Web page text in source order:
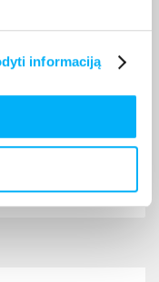
informaciją
dieną, nes nebuvo